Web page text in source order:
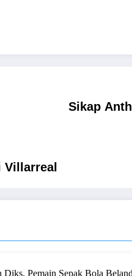
Sikap
Villarreal